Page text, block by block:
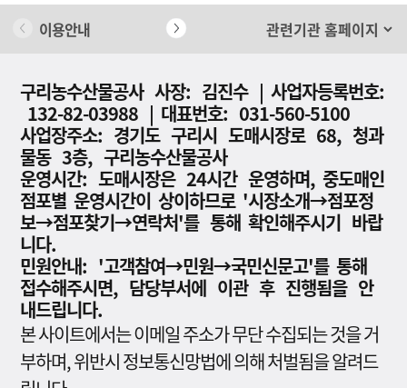
이용안내 개인정보 처리방침
구리농수산물공사 사장: 김진수 | 사업자등록번호:
132-82-03988 | 대표번호: 031-560-5100
사업장주소: 경기도 구리시 도매시장로 68, 청과
물동 3층, 구리농수산물공사
운영시간: 도매시장은 24시간 운영하며, 중도매인
점포별 운영시간이 상이하므로 '시장소개→점포정
보→점포찾기→연락처'를 통해 확인해주시기 바랍
니다.
민원안내: '고객참여→민원→국민신문고'를 통해
접수해주시면, 담당부서에 이관 후 진행됨을 안
내드립니다.
본 사이트에서는 이메일 주소가 무단 수집되는 것을 거
부하며, 위반시 정보통신망법에 의해 처벌됨을 알려드